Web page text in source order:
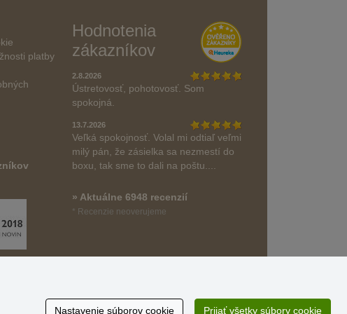
platby
Hodnotenia
zákazníkov
2.8.2026
Ústretovosť, pohotovosť. Som
spokojná.
13.7.2026
Veľká spokojnosť. Volal mi odtiaľ veľmi
milý pán, že zásielka sa nezmestí do
boxu, tak sme to dali na poštu....
» Aktuálne 6948 recenzií
* Recenzie neoverujeme
Nastavenie súborov cookie Prijať všetky súbory cookie